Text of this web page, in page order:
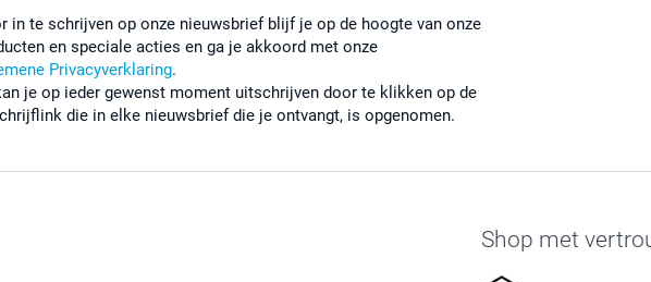
in te schrijven op onze nieuwsbrief blijf je op de hoogte van onze
en speciale acties en ga je akkoord met onze
Privacyverklaring.
je op ieder gewenst moment uitschrijven door te klikken op de
die in elke nieuwsbrief die je ontvangt, is opgenomen.
Shop met